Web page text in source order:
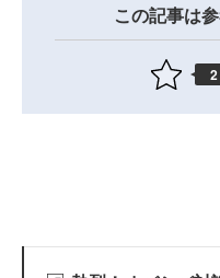
この記事は
2